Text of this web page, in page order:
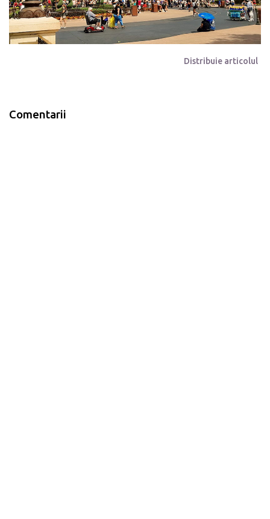
Distribuie articolul
Comentarii